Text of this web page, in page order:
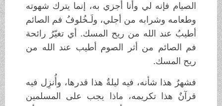
الصيام فإنه لي وأنا أجزي به، إنما يترك شهوته
وطعامه وشرابه من أجلي، ولَـخُلوفُ فم الصائم
أطيبُ عند الله من ريح المسك. أي تغيّرُ رائحة
فم الصائم من أثر الصوم أطيب عند الله من
ريح المسك.
فشهرٌ هذا شأنه، فيه ليلةٌ هذا قدرها، وأُنزِل فيه
قرآنٌ هذا تكريمه، ماذا يجب على المسلمين